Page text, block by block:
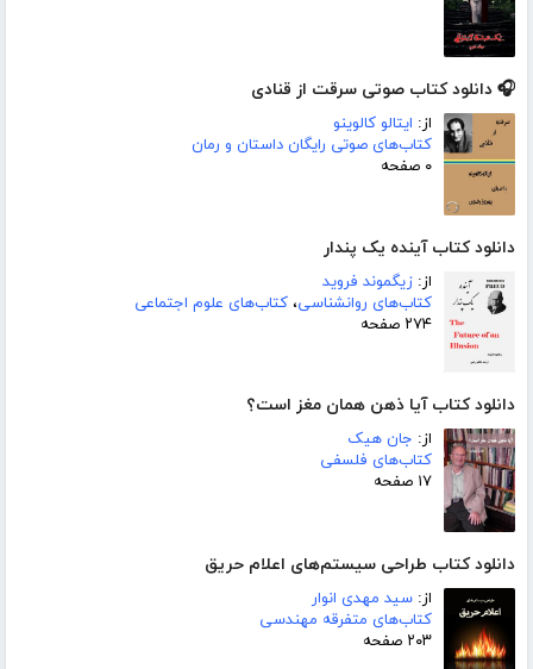
🎧 دانلود کتاب صوتی سرقت از قنادی
از: ایتالو کالوینو
کتاب‌های صوتی رایگان داستان و رمان
۰ صفحه
دانلود کتاب آینده یک پندار
از: زیگموند فروید
کتاب‌های روانشناسی، کتاب‌های علوم اجتماعی
۲۷۴ صفحه
دانلود کتاب آیا ذهن همان مغز است؟
از: جان هیک
کتاب‌های فلسفی
۱۷ صفحه
دانلود کتاب طراحی سیستم‌های اعلام حریق
از: سید مهدی انوار
کتاب‌های متفرقه مهندسی
۲۰۳ صفحه